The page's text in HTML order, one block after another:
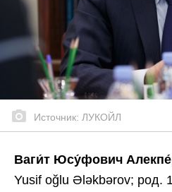
Источник: ЛУКОЙЛ
Ваги́т Юсу́фович
Yusif oğlu Ələkbərov; род.